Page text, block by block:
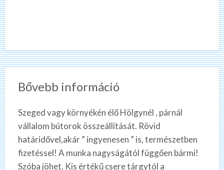
Bővebb információ
Szeged vagy környékén élő Hölgynél , párnál
vállalom bútorok összeállítását. Rövid
határidővel,akár ” ingyenesen ” is, természetben
fizetéssel! A munka nagyságától függően bármi!
Szóba jöhet. Kis értékű csere tárgytól a